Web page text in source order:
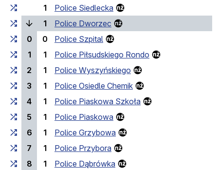
1
Police Siedlecka
1
Police Dworzec
0
0
Police Szpital
1
1
Police Piłsudskiego Rondo
2
1
Police Wyszyńskiego
3
1
Police Osiedle Chemik
4
1
Police Piaskowa Szkoła
5
1
Police Piaskowa
6
1
Police Grzybowa
7
1
Police Przybora
8
1 Police Dąbrówka